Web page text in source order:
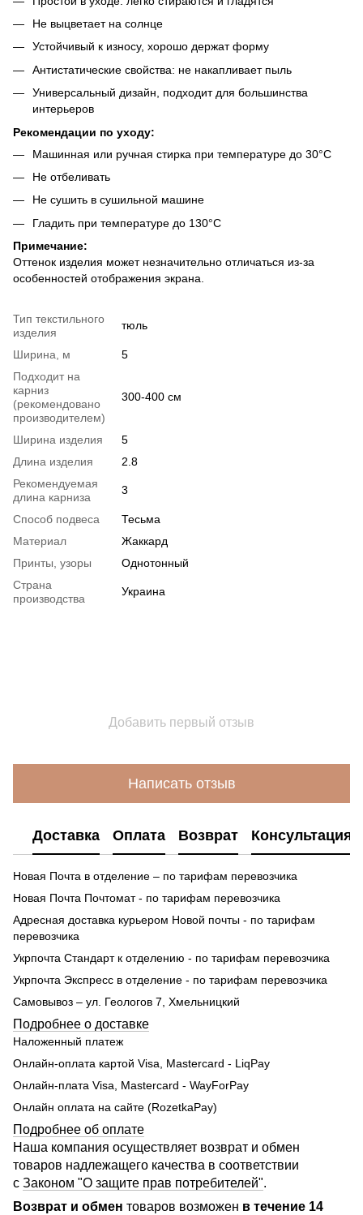
Не выцветает на солнце
Устойчивый к износу, хорошо держат форму
Антистатические свойства: не накапливает пыль
Универсальный дизайн, подходит для большинства
интерьеров
Рекомендации по уходу:
Машинная или ручная стирка при температуре до 30°C
Не отбеливать
Не сушить в сушильной машине
Гладить при температуре до 130°C
Примечание:
Оттенок изделия может незначительно отличаться из-за
особенностей отображения экрана.
Тип текстильного
изделия
тюль
Ширина, м
5
Подходит на
карниз
(рекомендовано
производителем)
300-400 см
Ширина изделия
5
Длина изделия
2.8
Рекомендуемая
длина карниза
3
Способ подвеса
Тесьма
Материал
Жаккард
Принты, узоры
Однотонный
Страна
производства
Украина
Добавить первый отзыв
Написать отзыв
Доставка Оплата Возврат Консультация
Новая Почта в отделение – по тарифам перевозчика
Новая Почта Почтомат - по тарифам перевозчика
Адресная доставка курьером Новой почты - по тарифам
перевозчика
Укрпочта Стандарт к отделению - по тарифам перевозчика
Укрпочта Экспресс в отделение - по тарифам перевозчика
Самовывоз – ул. Геологов 7, Хмельницкий
Подробнее о доставке
Наложенный платеж
Онлайн-оплата картой Visa, Mastercard - LiqPay
Онлайн-плата Visa, Mastercard - WayForPay
Онлайн оплата на сайте (RozetkaPay)
Подробнее об оплате
Наша компания осуществляет возврат и обмен
товаров надлежащего качества в соответствии
с Законом "О защите прав потребителей".
Возврат и обмен товаров возможен в течение 14